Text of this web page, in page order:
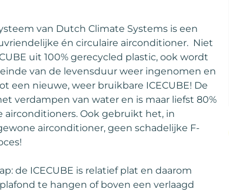
van Dutch Climate Systems is een
én circulaire airconditioner. Niet
uit 100% gerecycled plastic, ook wordt
van de levensduur weer ingenomen en
een nieuwe, weer bruikbare ICECUBE! De
verdampen van water en is maar liefst 80%
airconditioners. Ook gebruikt het, in
airconditioner, geen schadelijke F-
de ICECUBE is relatief plat en daarom
te hangen of boven een verlaagd